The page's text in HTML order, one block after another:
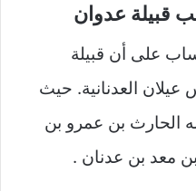
قبيلة عدوان
على أن قبيلة
عيلان العدنانية. حيث
الحارث بن عمرو بن
معد بن عدنان .